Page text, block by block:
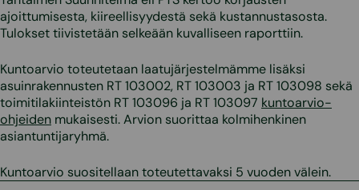
ajoittumisesta, kiireellisyydestä sekä kustannustasosta.
Tulokset tiivistetään selkeään kuvalliseen raporttiin.
Kuntoarvio toteutetaan laatujärjestelmämme lisäksi
asuinrakennusten RT 103002, RT 103003 ja RT 103098 sekä
toimitilakiinteistön RT 103096 ja RT 103097 kuntoarvio-
ohjeiden mukaisesti. Arvion suorittaa kolmihenkinen
asiantuntijaryhmä.
Kuntoarvio suositellaan toteutettavaksi 5 vuoden välein.